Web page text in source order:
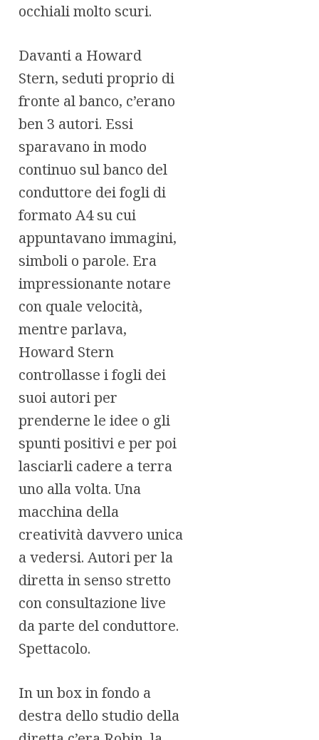
occhiali molto scuri.
Davanti a Howard
Stern, seduti proprio di
fronte al banco, c’erano
ben 3 autori. Essi
sparavano in modo
continuo sul banco del
conduttore dei fogli di
formato A4 su cui
appuntavano immagini,
simboli o parole. Era
impressionante notare
con quale velocità,
mentre parlava,
Howard Stern
controllasse i fogli dei
suoi autori per
prenderne le idee o gli
spunti positivi e per poi
lasciarli cadere a terra
uno alla volta. Una
macchina della
creatività davvero unica
a vedersi. Autori per la
diretta in senso stretto
con consultazione live
da parte del conduttore.
Spettacolo.
In un box in fondo a
destra dello studio della